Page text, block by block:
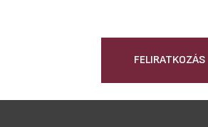
FELIRATKOZÁS